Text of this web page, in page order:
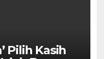
Pilih Kasih